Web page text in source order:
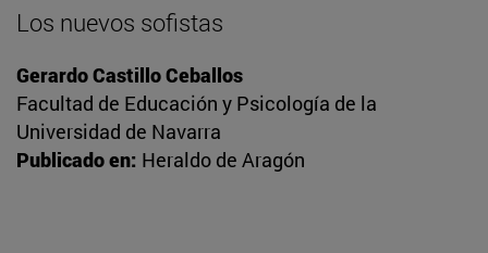
Los nuevos sofistas
Gerardo Castillo Ceballos
Facultad de Educación y Psicología de la
Universidad de Navarra
Publicado en: Heraldo de Aragón